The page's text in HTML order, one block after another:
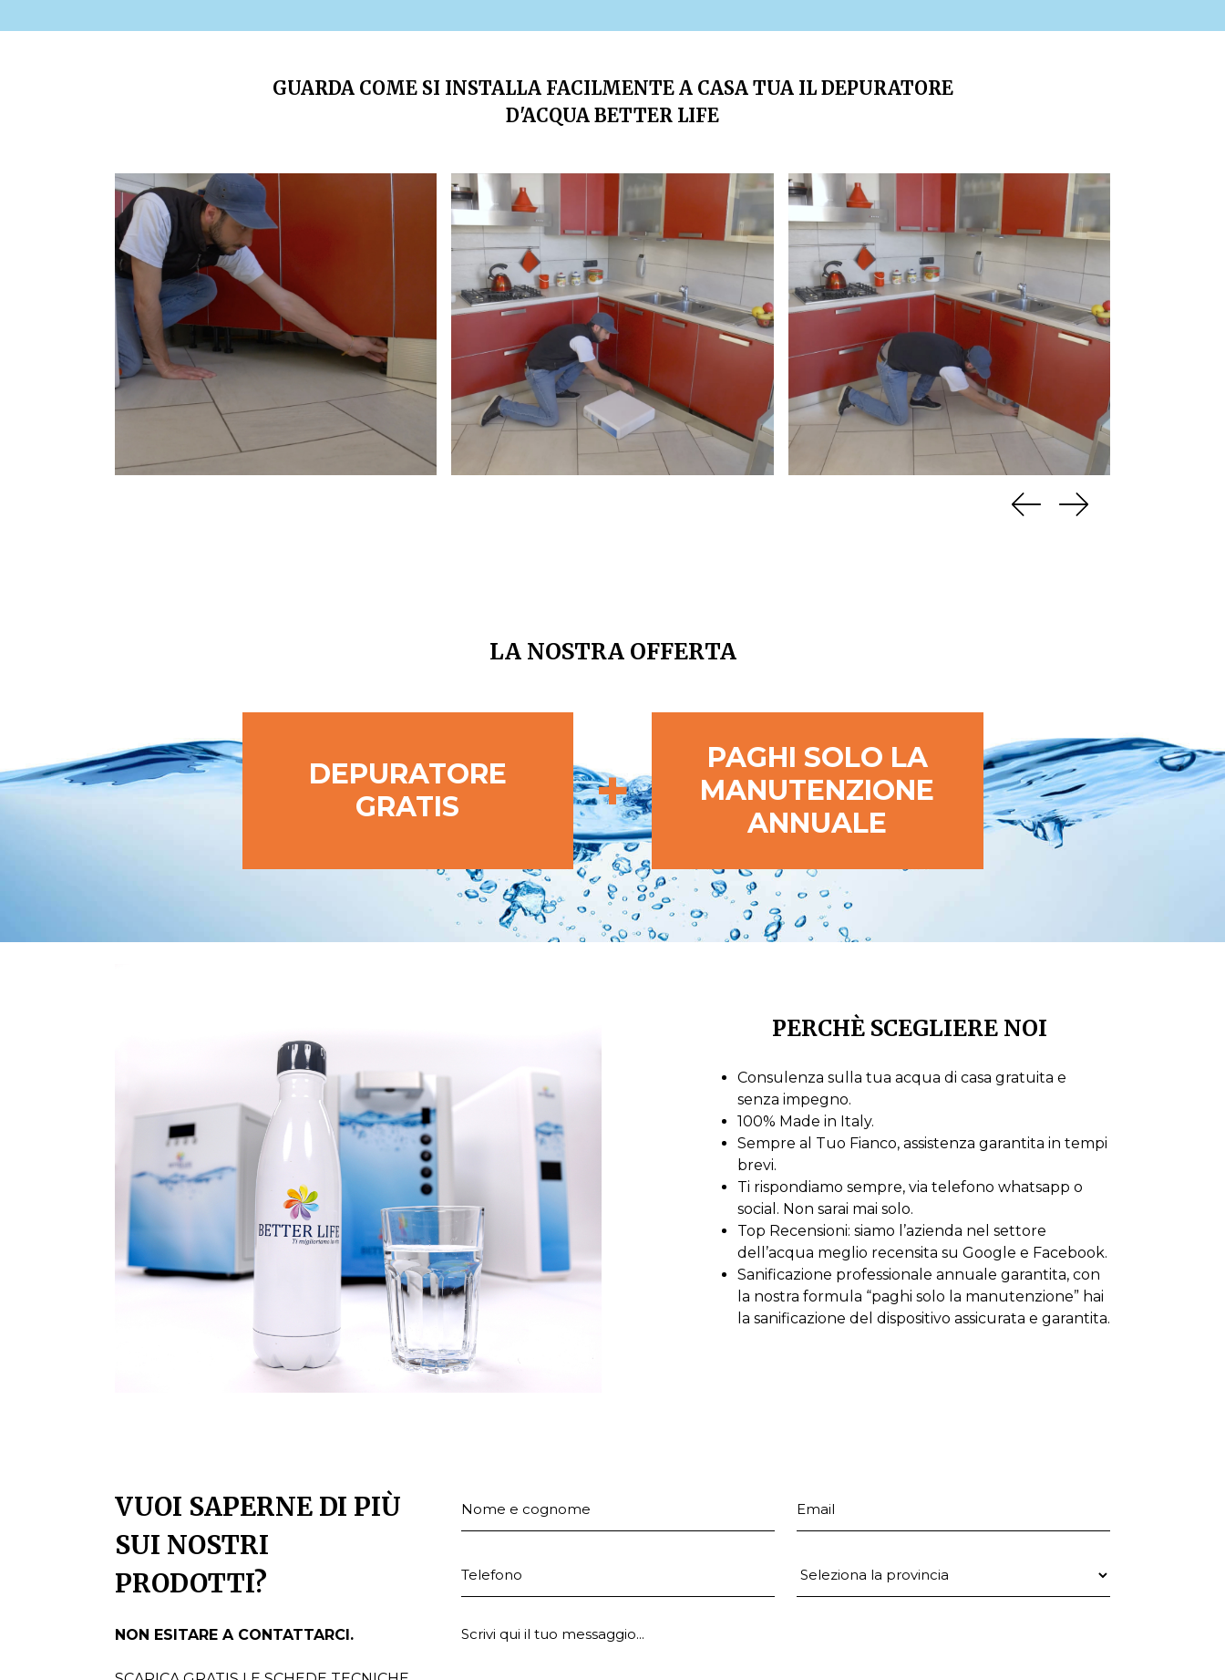
GUARDA COME SI INSTALLA FACILMENTE A CASA TUA IL DEPURATORE
D'ACQUA BETTER LIFE
LA NOSTRA OFFERTA
DEPURATORE
GRATIS
+
PAGHI SOLO LA
MANUTENZIONE
ANNUALE
PERCHÈ SCEGLIERE NOI
Consulenza sulla tua acqua di casa gratuita e
senza impegno.
100% Made in Italy.
Sempre al Tuo Fianco, assistenza garantita in tempi
brevi.
Ti rispondiamo sempre, via telefono whatsapp o
social. Non sarai mai solo.
Top Recensioni: siamo l’azienda nel settore
dell’acqua meglio recensita su Google e Facebook.
Sanificazione professionale annuale garantita, con
la nostra formula “paghi solo la manutenzione” hai
la sanificazione del dispositivo assicurata e garantita.
VUOI SAPERNE DI PIÙ
SUI NOSTRI
PRODOTTI?
NON ESITARE A CONTATTARCI.